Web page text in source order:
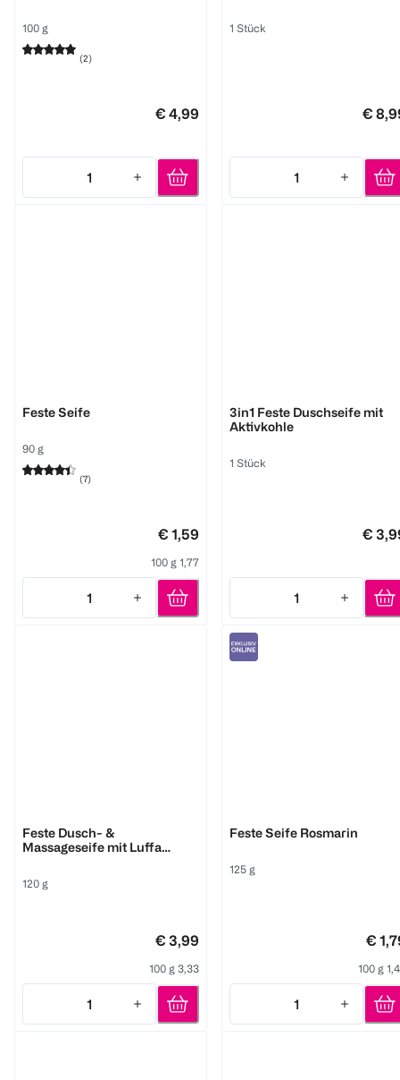
100 g
(2)
€ 4,99
1
Quantity: 1
1 Stück
€
1
Quantity: 1
Feste Seife
90 g
(7)
€ 1,59
100 g 1,77
1
Quantity: 1
3in1 Feste Duschseife mit
Aktivkohle
1 Stück
€
1
Quantity: 1
Feste Dusch- &
Massageseife mit Luffa
120 g
€ 3,99
100 g 3,33
1
Quantity: 1
Feste Seife Rosmarin
125 g
€
100 g
1
Quantity: 1